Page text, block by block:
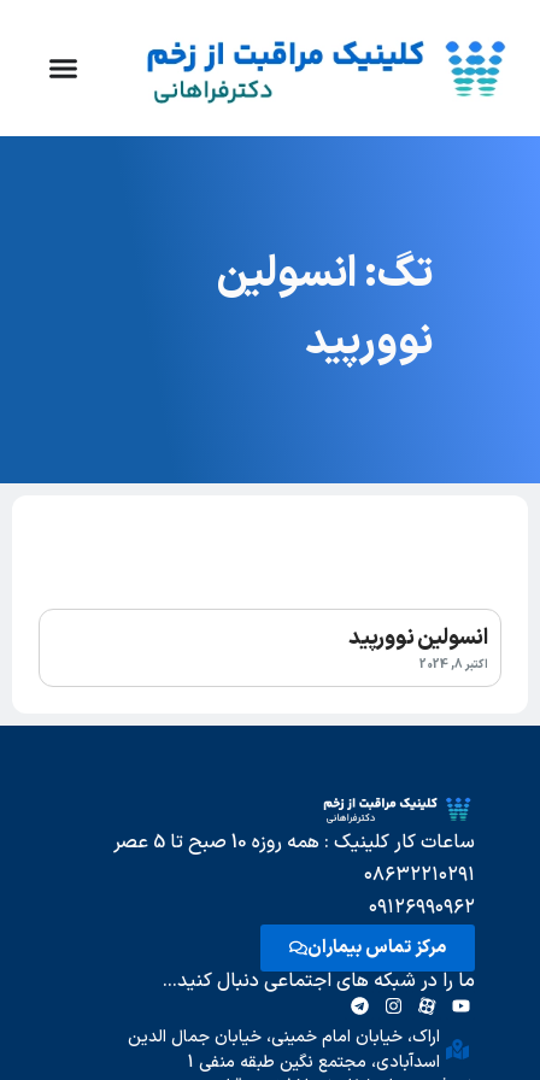
تگ: انسولین
نوورپید
انسولین نوورپید
اکتبر 8, 2024
ساعات کار کلینیک : همه روزه 10 صبح تا 5 عصر
۰۸۶۳۲۲۱۰۲۹۱
۰۹۱۲۶۹۹۰۹۶۲
مرکز تماس بیماران
ما را در شبکه های اجتماعی دنبال کنید...
اراک، خیابان امام خمینی، خیابان جمال الدین
اسدآبادی، مجتمع نگین طبقه منفی 1